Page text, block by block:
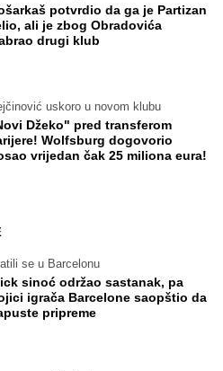
potvrdio da ga je Partizan
ali je zbog Obradovića
drugi klub
uskoro u novom klubu
Džeko" pred transferom
Wolfsburg dogovorio
vrijedan čak 25 miliona eura!
se u Barcelonu
sinoć održao sastanak, pa
igrača Barcelone saopštio da
pripreme